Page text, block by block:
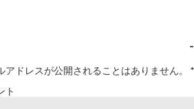
アドレスが公開されることはありません。
*
ト